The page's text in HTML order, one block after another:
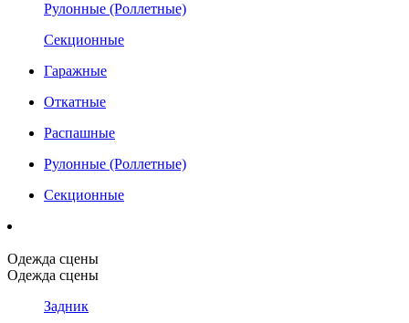
Рулонные (Роллетные)
Секционные
Гаражные
Откатные
Распашные
Рулонные (Роллетные)
Секционные
Одежда сцены
Одежда сцены
Задник